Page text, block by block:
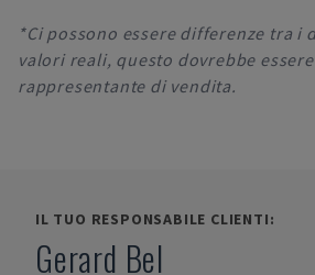
*Ci possono essere differenze tra i
valori reali, questo dovrebbe
rappresentante di vendita.
IL TUO RESPONSABILE CLIENTI:
Gerard Bel